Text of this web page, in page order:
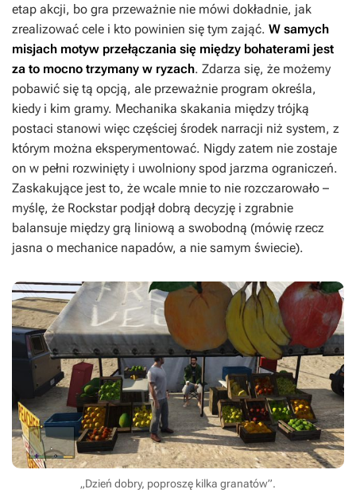
etap akcji, bo gra przeważnie nie mówi dokładnie, jak
zrealizować cele i kto powinien się tym zająć. W samych
misjach motyw przełączania się między bohaterami jest
za to mocno trzymany w ryzach. Zdarza się, że możemy
pobawić się tą opcją, ale przeważnie program określa,
kiedy i kim gramy. Mechanika skakania między trójką
postaci stanowi więc częściej środek narracji niż system, z
którym można eksperymentować. Nigdy zatem nie zostaje
on w pełni rozwinięty i uwolniony spod jarzma ograniczeń.
Zaskakujące jest to, że wcale mnie to nie rozczarowało –
myślę, że Rockstar podjął dobrą decyzję i zgrabnie
balansuje między grą liniową a swobodną (mówię rzecz
jasna o mechanice napadów, a nie samym świecie).
„Dzień dobry, poproszę kilka granatów”.